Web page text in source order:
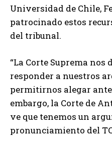
Universidad de Chile,
patrocinado estos
del tribunal.
“La Corte Suprema nos
responder a nuestros
permitirnos alegar
embargo, la Corte de
ve que tenemos un
pronunciamiento del